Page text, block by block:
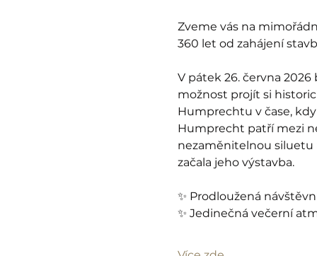
Zveme vás na
360 let od zahájení
V pátek 26. června
možnost projít si
Humprechtu v čase,
Humprecht patří mezi
nezaměnitelnou siluetu
začala jeho výstavba.
✨ Prodloužená
✨ Jedinečná večerní